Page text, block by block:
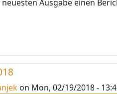
Ausgabe einen
on Mon, 02/19/2018 -